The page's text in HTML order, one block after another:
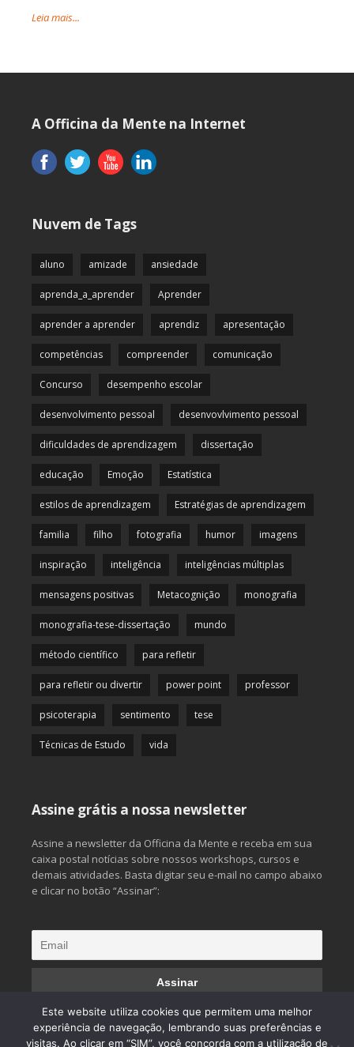
Leia mais...
A Officina da Mente na Internet
Nuvem de Tags
aluno amizade ansiedade
aprenda_a_aprender Aprender
aprender a aprender aprendiz apresentação
competências compreender comunicação
Concurso desempenho escolar
desenvolvimento pessoal desenvovlvimento pessoal
dificuldades de aprendizagem dissertação
educação Emoção Estatística
estilos de aprendizagem Estratégias de aprendizagem
familia filho fotografia humor imagens
inspiração inteligência inteligências múltiplas
mensagens positivas Metacognição monografia
monografia-tese-dissertação mundo
método científico para refletir
para refletir ou divertir power point professor
psicoterapia sentimento tese
Técnicas de Estudo vida
Assine grátis a nossa newsletter
Assine a newsletter da Officina da Mente e receba em sua
caixa postal notícias sobre nossos workshops, cursos e
demais atividades. Basta digitar seu e-mail no campo abaixo
e clicar no botão “Assinar”:
Este website utiliza cookies que permitem uma melhor
experiência de navegação, lembrando suas preferências e
visitas. Ao clicar em “SIM”, você concorda com a utilização de